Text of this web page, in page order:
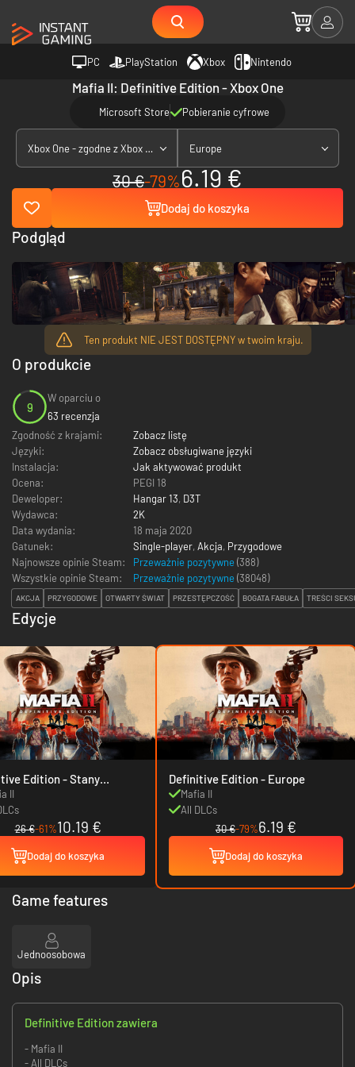
PC PlayStation Xbox Nintendo
Mafia II: Definitive Edition - Xbox One
Microsoft Store Pobieranie cyfrowe
Xbox One - zgodne z Xbox Series X|S Europe
30 €-79%6.19 €
Dodaj do koszyka
Ten produkt NIE JEST DOSTĘPNY w twoim kraju.
O produkcie
9
W oparciu o
63 recenzja
Zgodność z krajami:
Zobacz listę
Języki:
Zobacz obsługiwane języki
Instalacja:
Jak aktywować produkt
Ocena:
PEGI 18
Deweloper:
Hangar 13, D3T
Wydawca:
2K
Data wydania:
18 maja 2020
Gatunek:
Single-player, Akcja, Przygodowe
Najnowsze opinie Steam:
Przeważnie pozytywne (388)
Wszystkie opinie Steam:
Przeważnie pozytywne (38048)
AKCJA PRZYGODOWE OTWARTY ŚWIAT PRZESTĘPCZOŚĆ BOGATA FABUŁA TREŚCI
Edycje
Edition - Stany
II
26 €-61%10.19 €
Dodaj do koszyka
Definitive Edition - Europe
Mafia II
All DLCs
30 €-79%6.19 €
Dodaj do koszyka
Podgląd
Game features
Jednoosobowa
Opis
Definitive Edition zawiera
- Mafia II
- All DLCs